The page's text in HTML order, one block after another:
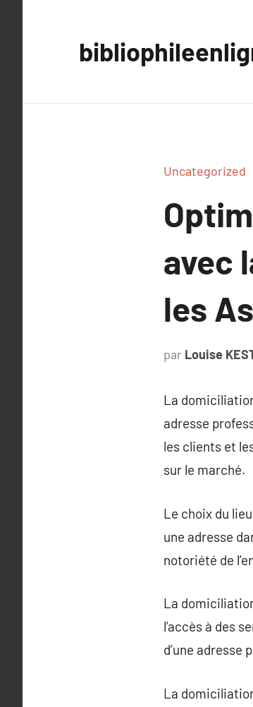
Uncategorized
avec
les
par Louise
La
adresse
les clients et
sur le marché.
Le choix du
une adresse
notoriété de
La
l’accès à des
d’une adresse
La